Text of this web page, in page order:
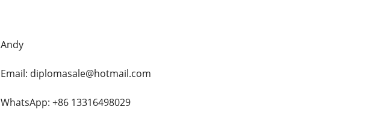
Andy
Email: diplomasale@hotmail.com
WhatsApp: +86 13316498029